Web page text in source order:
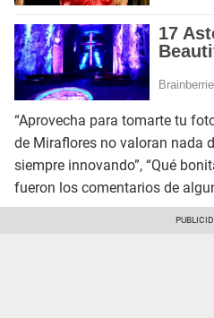
“Aprovecha para tomarte tu
de Miraflores no valoran nada
siempre innovando”, “Qué
fueron los comentarios de